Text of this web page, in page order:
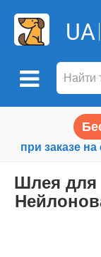
UA
при заказе
Шлея для